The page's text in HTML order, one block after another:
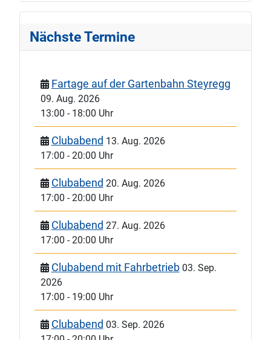
Nächste Termine
Fartage auf der Gartenbahn Steyregg
09. Aug. 2026
13:00 - 18:00 Uhr
Clubabend 13. Aug. 2026
17:00 -20:00 Uhr
Clubabend 20. Aug. 2026
17:00 -20:00 Uhr
Clubabend 27. Aug. 2026
17:00 -20:00 Uhr
Clubabend mit Fahrbetrieb 03. Sep.
2026
17:00 - 19:00 Uhr
Clubabend 03. Sep. 2026